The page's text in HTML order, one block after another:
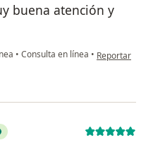
buena atención y
• Consulta en línea • en opinión
Reportar